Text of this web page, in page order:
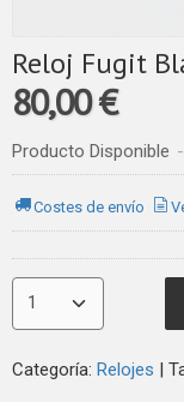
Reloj Fugit
80,00 €
Producto Disponible -
Costes de envío
Categoría: Relojes |